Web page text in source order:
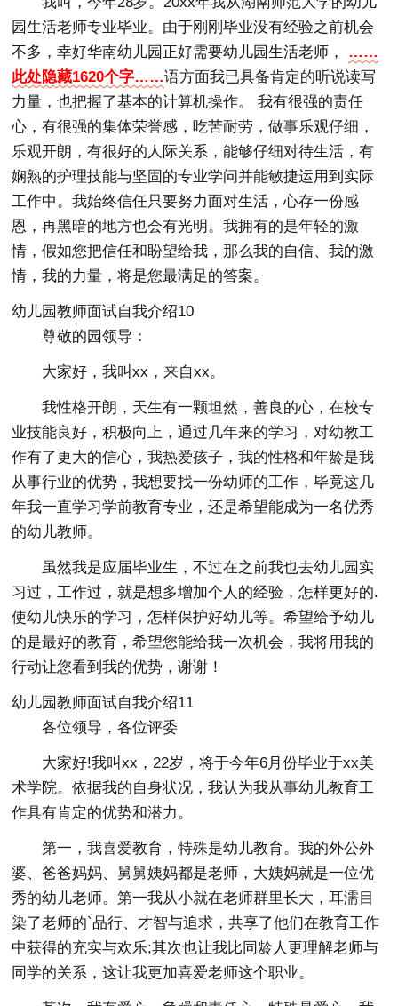
园生活老师专业毕业。由于刚刚毕业没有经验之前机会
不多，幸好华南幼儿园正好需要幼儿园生活老师， ……
此处隐藏1620个字……语方面我已具备肯定的听说读写
力量，也把握了基本的计算机操作。 我有很强的责任
心，有很强的集体荣誉感，吃苦耐劳，做事乐观仔细，
乐观开朗，有很好的人际关系，能够仔细对待生活，有
娴熟的护理技能与坚固的专业学问并能敏捷运用到实际
工作中。我始终信任只要努力面对生活，心存一份感
恩，再黑暗的地方也会有光明。我拥有的是年轻的激
情，假如您把信任和盼望给我，那么我的自信、我的激
情，我的力量，将是您最满足的答案。
幼儿园教师面试自我介绍10
尊敬的园领导：
大家好，我叫xx，来自xx。
我性格开朗，天生有一颗坦然，善良的心，在校专
业技能良好，积极向上，通过几年来的学习，对幼教工
作有了更大的信心，我热爱孩子，我的性格和年龄是我
从事行业的优势，我想要找一份幼师的工作，毕竟这几
年我一直学习学前教育专业，还是希望能成为一名优秀
的幼儿教师。
虽然我是应届毕业生，不过在之前我也去幼儿园实
习过，工作过，就是想多增加个人的经验，怎样更好的.
使幼儿快乐的学习，怎样保护好幼儿等。希望给予幼儿
的是最好的教育，希望您能给我一次机会，我将用我的
行动让您看到我的优势，谢谢！
幼儿园教师面试自我介绍11
各位领导，各位评委
大家好!我叫xx，22岁，将于今年6月份毕业于xx美
术学院。依据我的自身状况，我认为我从事幼儿教育工
作具有肯定的优势和潜力。
第一，我喜爱教育，特殊是幼儿教育。我的外公外
婆、爸爸妈妈、舅舅姨妈都是老师，大姨妈就是一位优
秀的幼儿老师。第一我从小就在老师群里长大，耳濡目
染了老师的`品行、才智与追求，共享了他们在教育工作
中获得的充实与欢乐;其次也让我比同龄人更理解老师与
同学的关系，这让我更加喜爱老师这个职业。